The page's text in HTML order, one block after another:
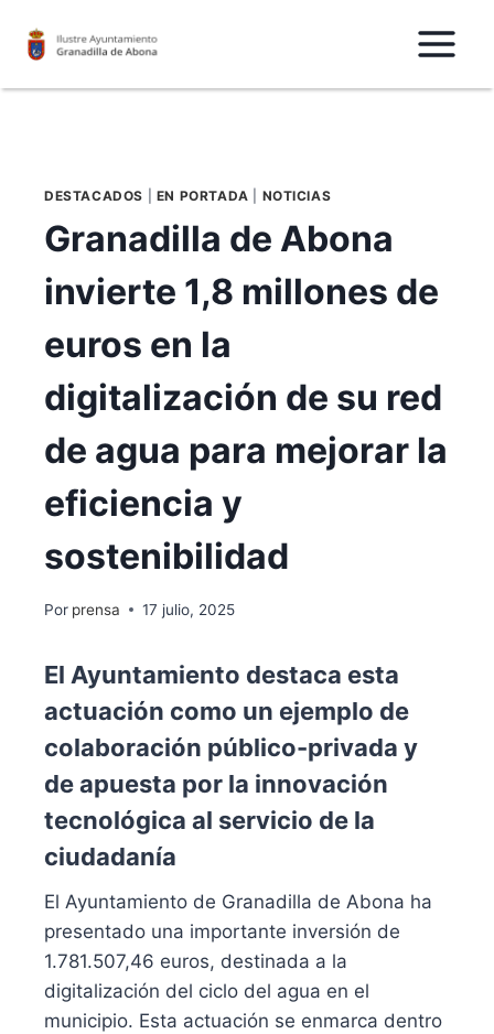
DESTACADOS EN PORTADA NOTICIAS
Granadilla de Abona
invierte 1,8 millones de
euros en la
digitalización de su red
de agua para mejorar la
eficiencia y
sostenibilidad
Por prensa 17 julio, 2025
El Ayuntamiento destaca esta
actuación como un ejemplo de
colaboración público-privada y
de apuesta por la innovación
tecnológica al servicio de la
ciudadanía
El Ayuntamiento de Granadilla de Abona ha
presentado una importante inversión de
1.781.507,46 euros, destinada a la
digitalización del ciclo del agua en el
municipio. Esta actuación se enmarca dentro